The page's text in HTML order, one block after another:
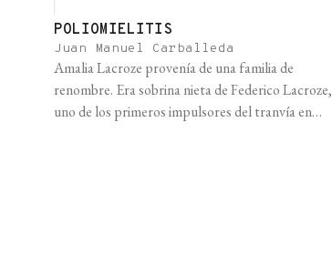
POLIOMIELITIS
Juan Manuel Carballeda
Amalia Lacroze provenía de una familia de
renombre. Era sobrina nieta de Federico Lacroze,
uno de los primeros impulsores del tranvía en